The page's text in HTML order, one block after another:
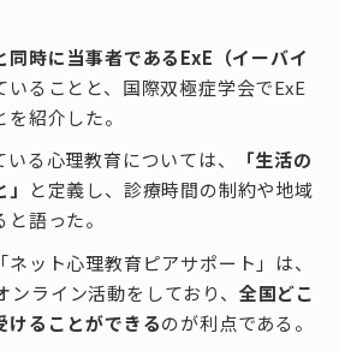
同時に当事者であるExE（イーバイ
いることと、国際双極症学会でExE
紹介した。
る心理教育については、
「生活の
と定義し、診療時間の制約や地域
語った。
ット心理教育ピアサポート」は、
ライン活動をしており、 全国どこ
けることができるのが利点である。